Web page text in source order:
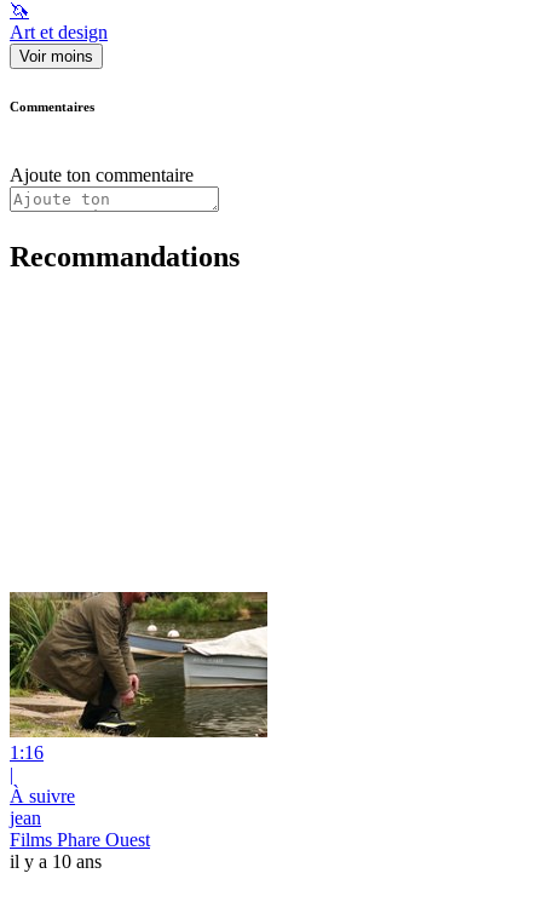
🦄
Art et design
Voir moins
Commentaires
Ajoute ton commentaire
Recommandations
1:16
|
À suivre
jean
Films Phare Ouest
il y a 10 ans